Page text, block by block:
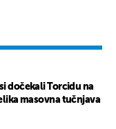
dočekali Torcidu na
masovna tučnjava